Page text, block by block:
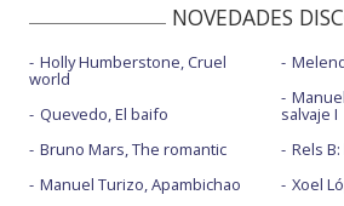
NOVEDADES
Holly Humberstone, Cruel
world
Quevedo, El baifo
Bruno Mars, The romantic
Manuel Turizo, Apambichao
salvaje I
Rels
Xoel